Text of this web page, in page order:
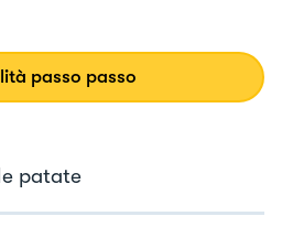
passo passo
patate